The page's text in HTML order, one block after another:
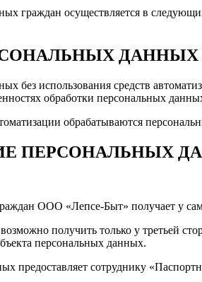
граждан осуществляется в
без использования средств
обработки персональных
обрабатываются
ПЕРСОНАЛЬНЫХ
ООО «Лепсе-Быт» получает у
получить только у третьей
персональных данных.
предоставляет сотруднику